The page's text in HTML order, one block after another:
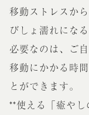
移動ストレスか
びしょ濡れにな
必要なのは、ご
移動にかかる時
とができます。
**使える「癒や